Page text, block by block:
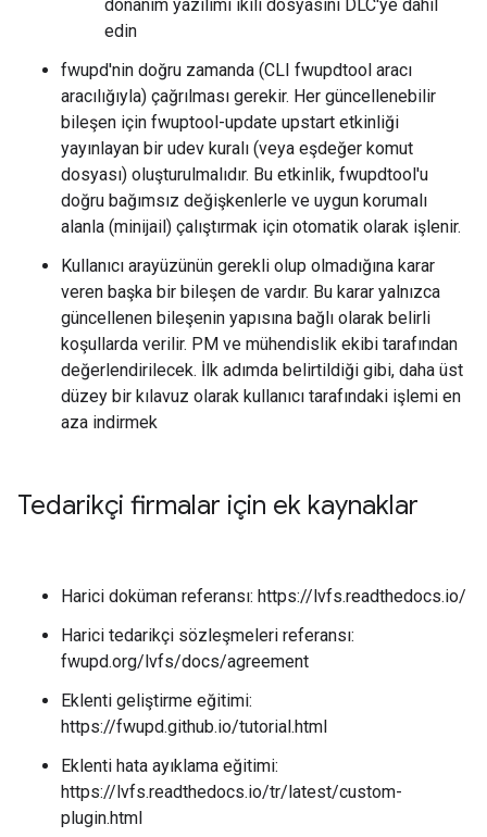
donanım yazılımı ikili dosyasını DLC'ye dahil
edin
fwupd'nin doğru zamanda (CLI fwupdtool aracı
aracılığıyla) çağrılması gerekir. Her güncellenebilir
bileşen için fwuptool-update upstart etkinliği
yayınlayan bir udev kuralı (veya eşdeğer komut
dosyası) oluşturulmalıdır. Bu etkinlik, fwupdtool'u
doğru bağımsız değişkenlerle ve uygun korumalı
alanla (minijail) çalıştırmak için otomatik olarak işlenir.
Kullanıcı arayüzünün gerekli olup olmadığına karar
veren başka bir bileşen de vardır. Bu karar yalnızca
güncellenen bileşenin yapısına bağlı olarak belirli
koşullarda verilir. PM ve mühendislik ekibi tarafından
değerlendirilecek. İlk adımda belirtildiği gibi, daha üst
düzey bir kılavuz olarak kullanıcı tarafındaki işlemi en
aza indirmek
Tedarikçi firmalar için ek kaynaklar
Harici doküman referansı: https://lvfs.readthedocs.io/
Harici tedarikçi sözleşmeleri referansı:
fwupd.org/lvfs/docs/agreement
Eklenti geliştirme eğitimi:
https://fwupd.github.io/tutorial.html
Eklenti hata ayıklama eğitimi:
https://lvfs.readthedocs.io/tr/latest/custom-
plugin.html